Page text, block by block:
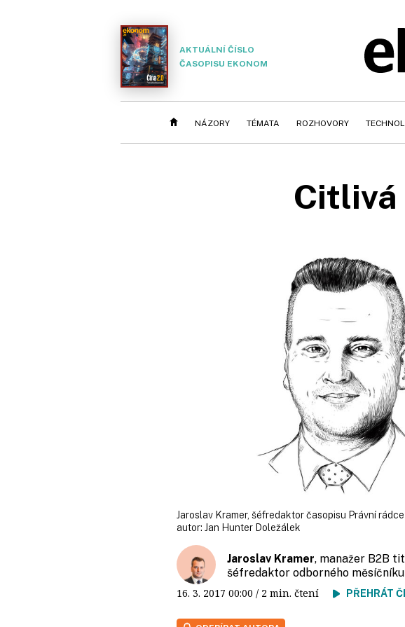
AKTUÁLNÍ ČÍSLO
ČASOPISU EKONOM
NÁZORY TÉMATA ROZHOVORY
Citlivá
Jaroslav Kramer, šéfredaktor časopisu Právní rádce
autor: Jan Hunter Doležálek
Jaroslav Kramer, manažer B2B
šéfredaktor odborného
16. 3. 2017 00:00 / 2 min. čtení PŘEHRÁT